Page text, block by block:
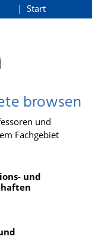
Start
browsen
und
Fachgebiet
und